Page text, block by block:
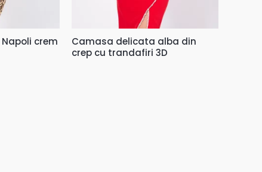
crem
Camasa delicata alba din
crep cu trandafiri 3D